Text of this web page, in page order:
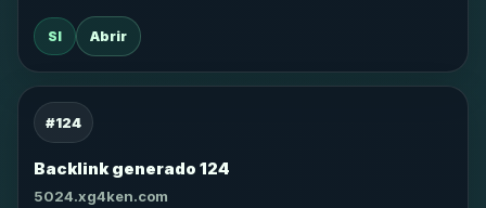
SI Abrir
#124
Backlink generado 124
5024.xg4ken.com